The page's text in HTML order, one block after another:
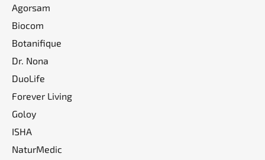
Agorsam
Biocom
Botanifique
Dr. Nona
DuoLife
Forever Living
Goloy
ISHA
NaturMedic